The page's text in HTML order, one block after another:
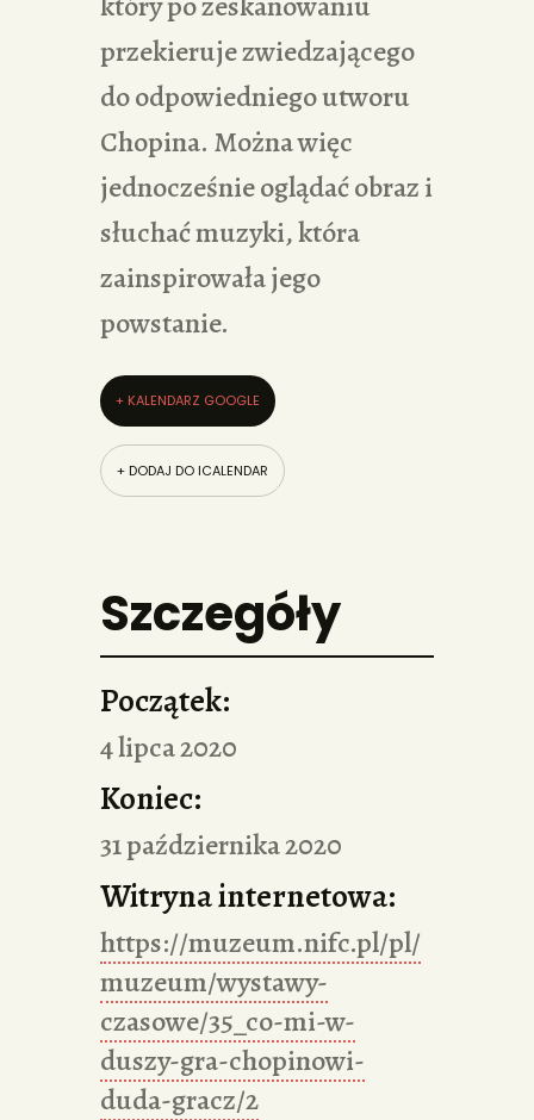
przekieruje zwiedzającego
do odpowiedniego utworu
Chopina. Można więc
jednocześnie oglądać obraz i
słuchać muzyki, która
zainspirowała jego
powstanie.
+ KALENDARZ GOOGLE
+ DODAJ DO ICALENDAR
Szczegóły
Początek:
4 lipca 2020
Koniec:
31 października 2020
Witryna internetowa:
https://muzeum.nifc.pl/pl/
muzeum/wystawy-
czasowe/35_co-mi-w-
duszy-gra-chopinowi-
duda-gracz/2